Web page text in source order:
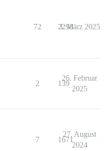
72 2298
3. März 2025
2 139
26. Februar
2025
7 1671
27. August
2024